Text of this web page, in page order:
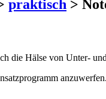
praktisch >
die Hälse von Unter-